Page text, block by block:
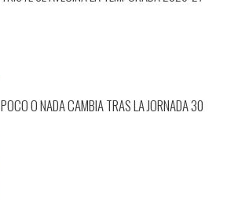
POCO O NADA CAMBIA TRAS LA JORNADA 30